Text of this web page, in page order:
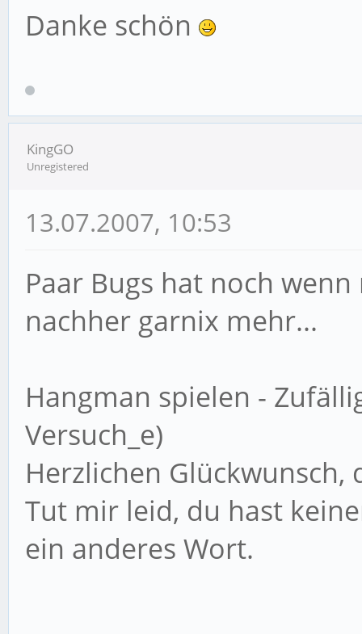
Danke schön
KingGO
Unregistered
13.07.2007, 10:53
Paar Bugs hat noch
nachher garnix mehr...
Hangman spielen -
Versuch_e)
Herzlichen
Tut mir leid, du hast
ein anderes Wort.